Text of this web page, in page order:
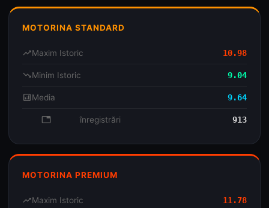
MOTORINA STANDARD
trending_upMaxim Istoric 10.98
trending_downMinim Istoric 9.04
analyticsMedia 9.64
database înregistrări 913
MOTORINA PREMIUM
trending_upMaxim Istoric 11.78